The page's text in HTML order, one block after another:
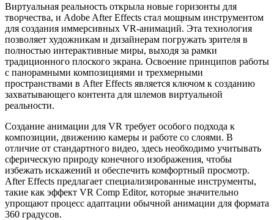
Виртуальная реальность открыла новые горизонты для
творчества, и Adobe After Effects стал мощным инструментом
для создания иммерсивных VR-анимаций. Эта технология
позволяет художникам и дизайнерам погружать зрителя в
полностью интерактивные миры, выходя за рамки
традиционного плоского экрана. Освоение принципов работы
с панорамными композициями и трехмерными
пространствами в After Effects является ключом к созданию
захватывающего контента для шлемов виртуальной
реальности.
Создание анимации для VR требует особого подхода к
композиции, движению камеры и работе со слоями. В
отличие от стандартного видео, здесь необходимо учитывать
сферическую природу конечного изображения, чтобы
избежать искажений и обеспечить комфортный просмотр.
After Effects предлагает специализированные инструменты,
такие как эффект VR Comp Editor, которые значительно
упрощают процесс адаптации обычной анимации для формата
360 градусов.